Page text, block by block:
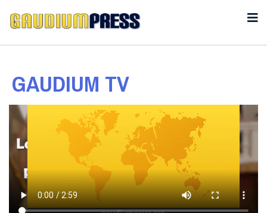
GAUDIUM TV